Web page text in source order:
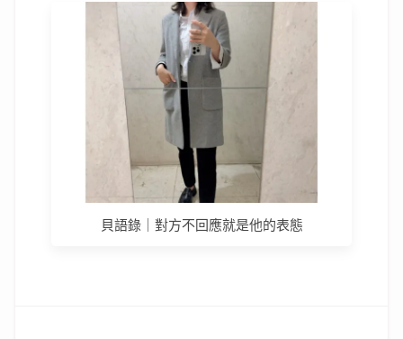
貝語錄｜對方不回應就是他的表態